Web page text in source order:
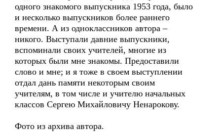
одного знакомого выпускника 1953 года, было
и несколько выпускников более раннего
времени. А из одноклассников автора –
никого. Выступали давние выпускники,
вспоминали своих учителей, многие из
которых были мне знакомы. Предоставили
слово и мне; и я тоже в своем выступлении
отдал дань памяти некоторым своим
учителям, в том числе и учителю начальных
классов Сергею Михайловичу Ненарокову.
Фото из архива автора.